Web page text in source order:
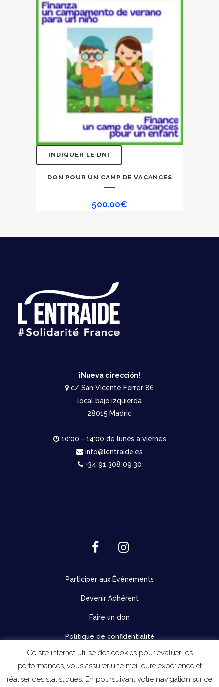
INDIQUER LE DNI
DON POUR UN CAMP DE VACANCES
500.00€
¡Nueva dirección!
c/ San Vicente Ferrer 86
local bajo izquierda
28015 Madrid
10:00 - 14:00 de lunes a viernes
info@lentraide.es
+34 91 308 09 30
Participer aux Évènements
Devenir Adhérent
Faire un don
Politique de confidentialité
Ce site internet utilise des cookies pour évaluer les
performances, vous assurer une meilleure expérience et
réaliser des statistiques. En poursuivant votre navigation sur ce